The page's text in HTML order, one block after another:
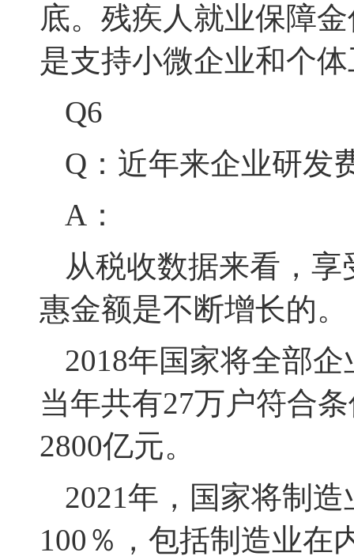
底。残疾人就业保障
是支持小微企业和个
Q6
Q：近年来企业研发
A：
从税收数据来看， 享
惠金额是不断增长的。
2018年国家将全部
当年共有27万户符合
2800亿元。
2021年，国家将制
100％ ，包括制造业在